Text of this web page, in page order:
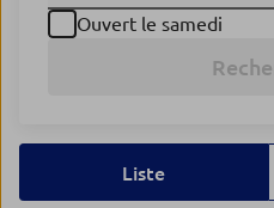
Ouvert le samedi
Liste